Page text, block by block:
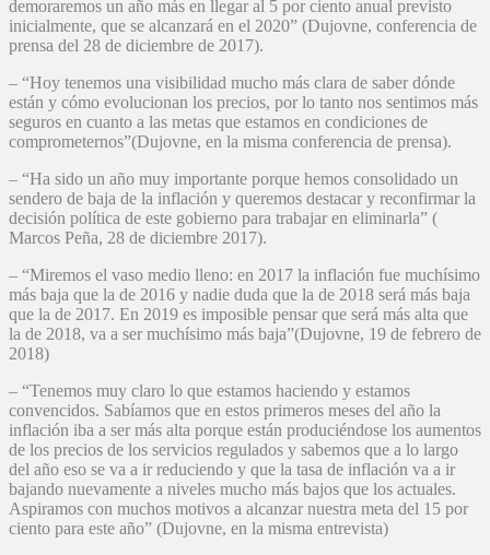
demoraremos un año más en llegar al 5 por ciento anual previsto
inicialmente, que se alcanzará en el 2020” (Dujovne, conferencia de
prensa del 28 de diciembre de 2017).
– “Hoy tenemos una visibilidad mucho más clara de saber dónde
están y cómo evolucionan los precios, por lo tanto nos sentimos más
seguros en cuanto a las metas que estamos en condiciones de
comprometernos”(Dujovne, en la misma conferencia de prensa).
– “Ha sido un año muy importante porque hemos consolidado un
sendero de baja de la inflación y queremos destacar y reconfirmar la
decisión política de este gobierno para trabajar en eliminarla” (
Marcos Peña, 28 de diciembre 2017).
– “Miremos el vaso medio lleno: en 2017 la inflación fue muchísimo
más baja que la de 2016 y nadie duda que la de 2018 será más baja
que la de 2017. En 2019 es imposible pensar que será más alta que
la de 2018, va a ser muchísimo más baja”(Dujovne, 19 de febrero de
2018)
– “Tenemos muy claro lo que estamos haciendo y estamos
convencidos. Sabíamos que en estos primeros meses del año la
inflación iba a ser más alta porque están produciéndose los aumentos
de los precios de los servicios regulados y sabemos que a lo largo
del año eso se va a ir reduciendo y que la tasa de inflación va a ir
bajando nuevamente a niveles mucho más bajos que los actuales.
Aspiramos con muchos motivos a alcanzar nuestra meta del 15 por
ciento para este año” (Dujovne, en la misma entrevista)